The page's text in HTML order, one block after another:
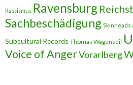
Rassismus Ravensburg
Sachbeschädigung Skinheads
Subcultural Records Thomas Wagenseil
Voice of AngerVorarlberg